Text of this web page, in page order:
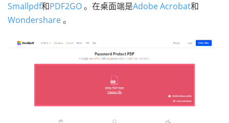
Smallpdf和PDF2GO。在桌面端是Adobe Acrobat和
Wondershare。